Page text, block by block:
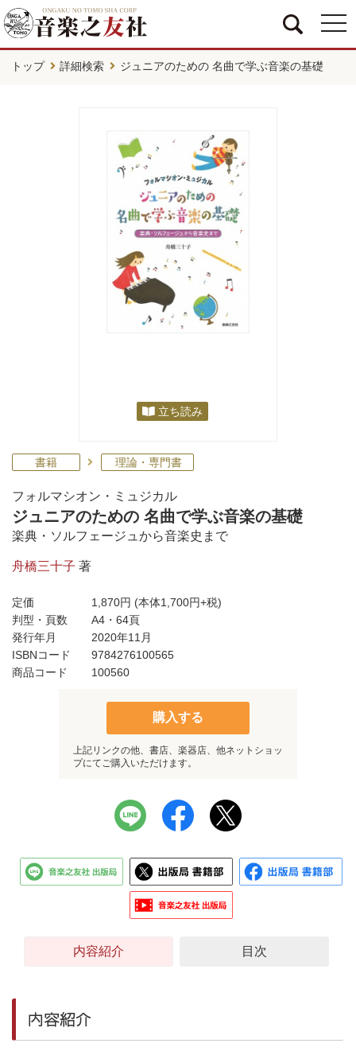
トップ 詳細検索 ジュニアのための 名曲で学ぶ音楽の基礎
立ち読み
書籍 理論・専門書
フォルマシオン・ミュジカル
ジュニアのための 名曲で学ぶ音楽の基礎
楽典・ソルフェージュから音楽史まで
舟橋三十子 著
定価 1,870円 (本体1,700円+税)
判型・頁数
A4・64頁
発行年月
2020年11月
ISBNコード
9784276100565
商品コード
100560
購入する
上記リンクの他、書店、楽器店、他ネットショッ
プにてご購入いただけます。
内容紹介 目次
内容紹介